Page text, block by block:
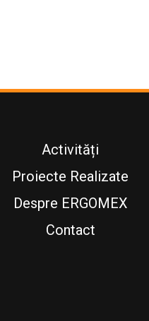
Activități
Proiecte Realizate
Despre ERGOMEX
Contact